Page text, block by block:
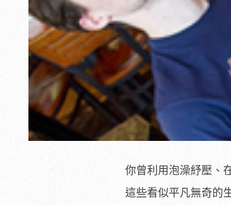
你曾利用泡澡紓壓 、
這些看似平凡無奇的